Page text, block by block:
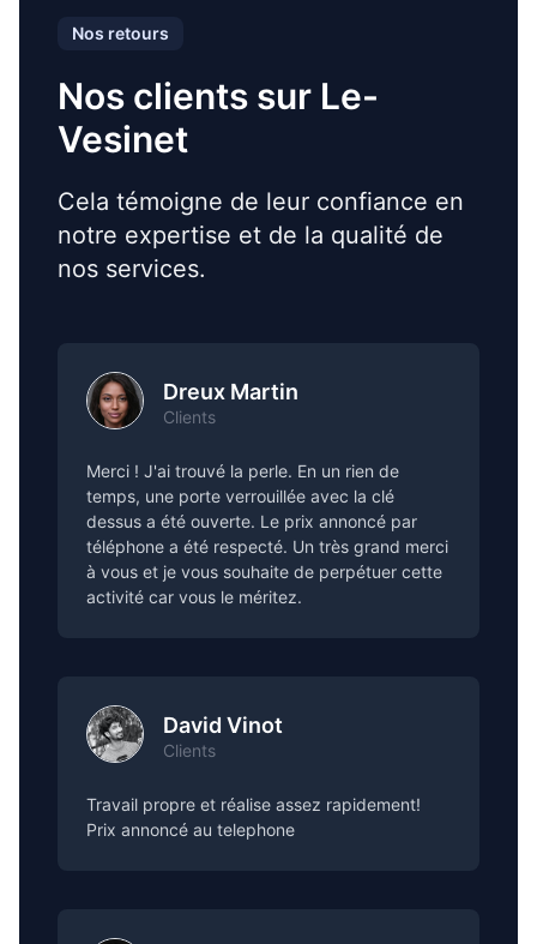
Nos retours
Nos clients sur Le-
Vesinet
Cela témoigne de leur confiance en
notre expertise et de la qualité de
nos services.
Dreux Martin
Clients
Merci ! J'ai trouvé la perle. En un rien de
temps, une porte verrouillée avec la clé
dessus a été ouverte. Le prix annoncé par
téléphone a été respecté. Un très grand merci
à vous et je vous souhaite de perpétuer cette
activité car vous le méritez.
David Vinot
Clients
Travail propre et réalise assez rapidement!
Prix annoncé au telephone